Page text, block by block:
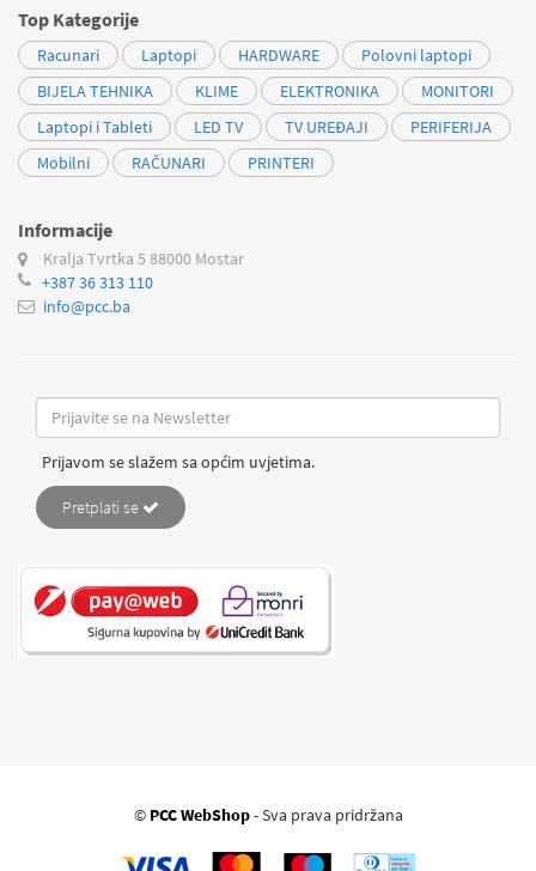
Top Kategorije
Racunari Laptopi HARDWARE
Polovni laptopi
BIJELA TEHNIKA
KLIME ELEKTRONIKA
MONITORI
Laptopi i Tableti
LED TV TV UREĐAJI
PERIFERIJA
Mobilni
RAČUNARI PRINTERI
Informacije
Kralja Tvrtka 5 88000 Mostar
+387 36 313 110
info@pcc.ba
Prijavom se slažem sa općim uvjetima.
Pretplati se
© PCC WebShop- Sva prava pridržana